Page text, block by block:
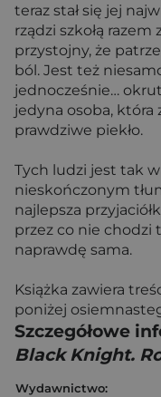
teraz stał się jej
rządzi szkołą
przystojny, że
ból. Jest też
jednocześnie…
jedyna osoba,
prawdziwe piekło.
Tych ludzi jest tak
nieskończonym
najlepsza
przez co nie chodzi
naprawdę sama.
Książka zawiera
poniżej
Szczegółowe
Black Knight.
Wydawnictwo: